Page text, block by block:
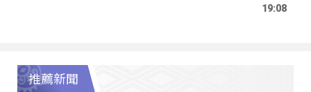
19:08
推薦新聞